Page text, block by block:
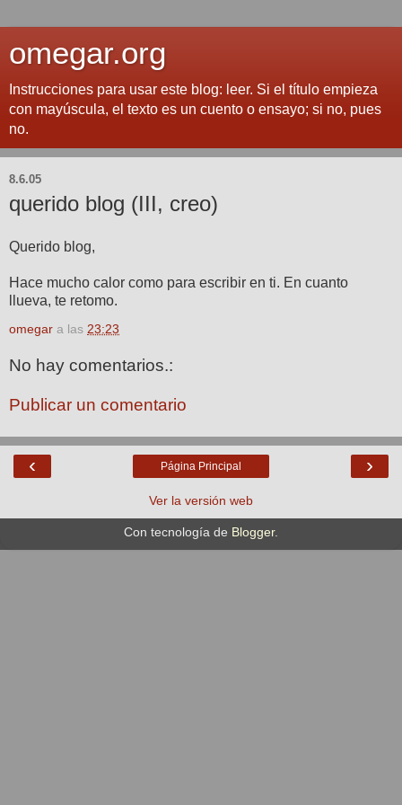
omegar.org
Instrucciones para usar este blog: leer. Si el título empieza
con mayúscula, el texto es un cuento o ensayo; si no, pues
no.
8.6.05
querido blog (III, creo)
Querido blog,
Hace mucho calor como para escribir en ti. En cuanto
llueva, te retomo.
omegar a las 23:23
No hay comentarios.:
Publicar un comentario
‹ ›
Página Principal
Ver la versión web
Con tecnología de Blogger.